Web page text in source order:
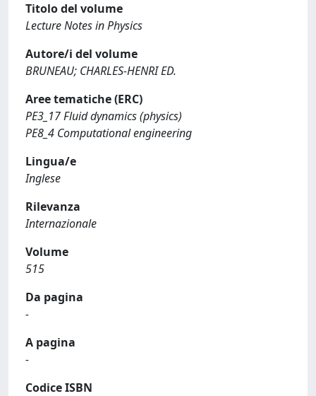
Titolo del volume
Lecture Notes in Physics
Autore/i del volume
BRUNEAU; CHARLES-HENRI ED.
Aree tematiche (ERC)
PE3_17 Fluid dynamics (physics)
PE8_4 Computational engineering
Lingua/e
Inglese
Rilevanza
Internazionale
Volume
515
Da pagina
-
A pagina
-
Codice ISBN